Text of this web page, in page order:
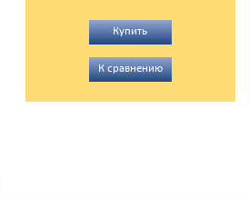
Купить
К сравнению